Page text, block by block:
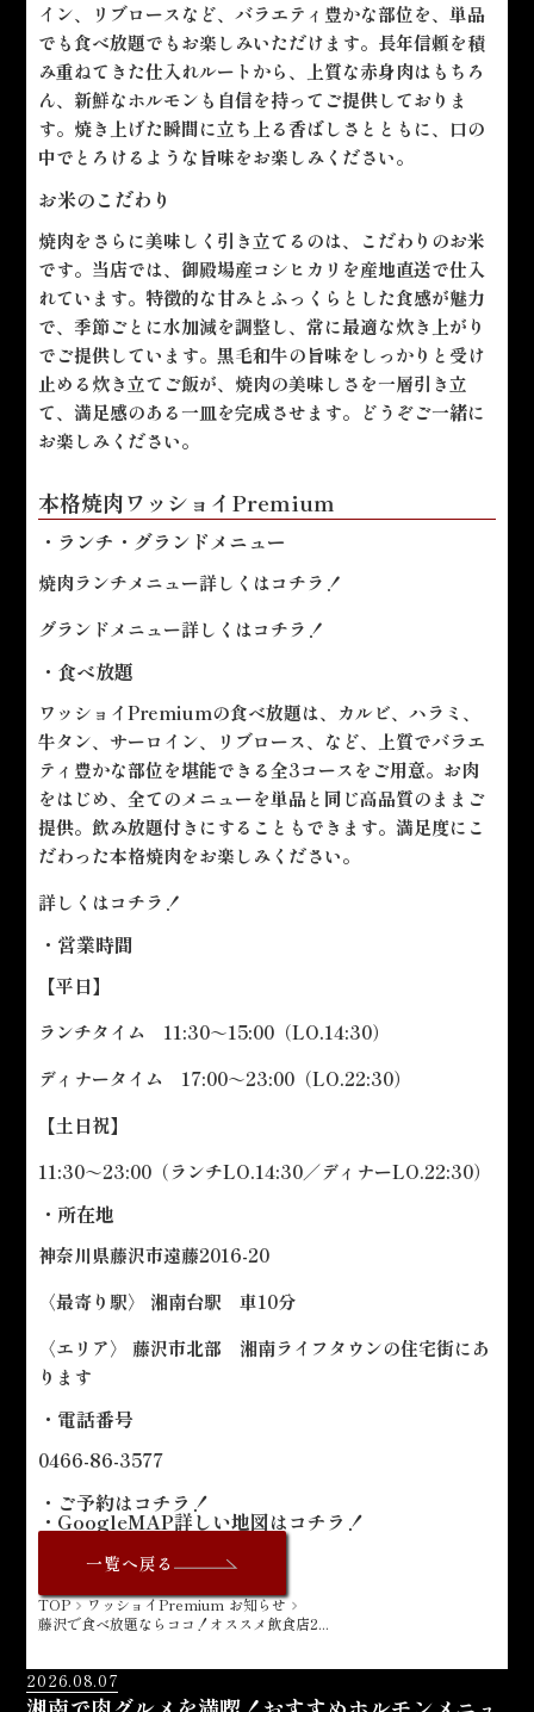
イン、リブロースなど、バラエティ豊かな部位を、単品
でも食べ放題でもお楽しみいただけます。長年信頼を積
み重ねてきた仕入れルートから、上質な赤身肉はもちろ
ん、新鮮なホルモンも自信を持ってご提供しておりま
す。焼き上げた瞬間に立ち上る香ばしさとともに、口の
中でとろけるような旨味をお楽しみください。
お米のこだわり
焼肉をさらに美味しく引き立てるのは、こだわりのお米
です。当店では、御殿場産コシヒカリを産地直送で仕入
れています。特徴的な甘みとふっくらとした食感が魅力
で、季節ごとに水加減を調整し、常に最適な炊き上がり
でご提供しています。黒毛和牛の旨味をしっかりと受け
止める炊き立てご飯が、焼肉の美味しさを一層引き立
て、満足感のある一皿を完成させます。どうぞご一緒に
お楽しみください。
本格焼肉ワッショイPremium
・ランチ・グランドメニュー
焼肉ランチメニュー詳しくはコチラ！
グランドメニュー詳しくはコチラ！
・食べ放題
ワッショイPremiumの食べ放題は、カルビ、ハラミ、
牛タン、サーロイン、リブロース、など、上質でバラエ
ティ豊かな部位を堪能できる全3コースをご用意。お肉
をはじめ、全てのメニューを単品と同じ高品質のままご
提供。飲み放題付きにすることもできます。満足度にこ
だわった本格焼肉をお楽しみください。
詳しくはコチラ！
・営業時間
【平日】
ランチタイム 11:30～15:00（LO.14:30）
ディナータイム 17:00～23:00（LO.22:30）
【土日祝】
11:30～23:00（ランチLO.14:30／ディナーLO.22:30）
・所在地
神奈川県藤沢市遠藤2016-20
〈最寄り駅〉 湘南台駅 車10分
〈エリア〉 藤沢市北部 湘南ライフタウンの住宅街にあ
ります
・電話番号
0466-86-3577
・ご予約はコチラ！
・GoogleMAP詳しい地図はコチラ！
一覧へ戻る
TOP navigate_next ワッショイPremium お知らせ navigate_next
藤沢で食べ放題ならココ！オススメ飲食店2...
2026.08.07